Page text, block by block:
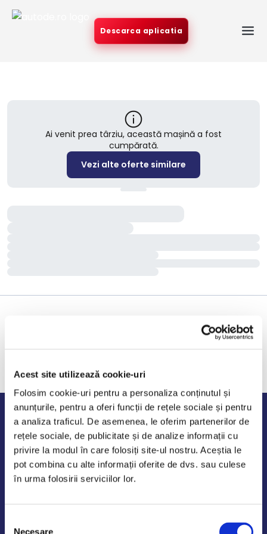
Acest site utilizează cookie-uri
Folosim cookie-uri pentru a personaliza conținutul și
anunțurile, pentru a oferi funcții de rețele sociale și pentru
a analiza traficul. De asemenea, le oferim partenerilor de
rețele sociale, de publicitate și de analize informații cu
privire la modul în care folosiți site-ul nostru. Aceștia le
pot combina cu alte informații oferite de dvs. sau culese
în urma folosirii serviciilor lor.
Necesare
Descarca aplicatia
Ai venit prea târziu, această mașină a fost
cumpărată.
Vezi alte oferte similare
Program de lucru
Luni - Vineri: 09:00-18:00
Sambata - Duminica: 10:00-14:00